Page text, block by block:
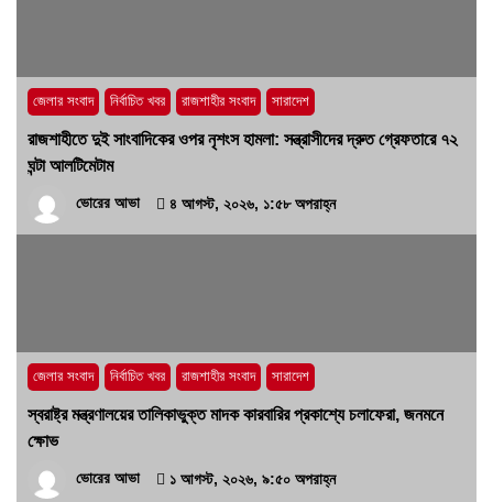
জেলার সংবাদ নির্বাচিত খবর রাজশাহীর সংবাদ সারাদেশ
রাজশাহীতে দুই সাংবাদিকের ওপর নৃশংস হামলা: সন্ত্রাসীদের দ্রুত গ্রেফতারে ৭২
ঘন্টা আলটিমেটাম
ভোরের আভা ৪ আগস্ট, ২০২৬, ১:৫৮ অপরাহ্ন
জেলার সংবাদ নির্বাচিত খবর রাজশাহীর সংবাদ সারাদেশ
স্বরাষ্ট্র মন্ত্রণালয়ের তালিকাভুক্ত মাদক কারবারির প্রকাশ্যে চলাফেরা, জনমনে
ক্ষোভ
ভোরের আভা ১ আগস্ট, ২০২৬, ৯:৫০ অপরাহ্ন